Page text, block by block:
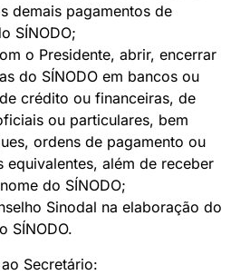
demais pagamentos de
SÍNODO;
o Presidente, abrir, encerrar
do SÍNODO em bancos ou
crédito ou financeiras, de
ou particulares, bem
ordens de pagamento ou
equivalentes, além de receber
do SÍNODO;
Sinodal na elaboração do
SÍNODO.
Secretário: